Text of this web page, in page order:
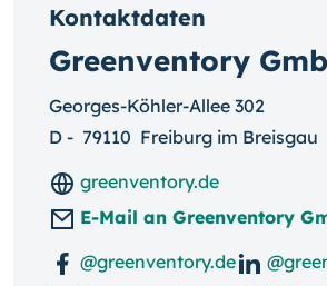
Kontaktdaten
Greenventory
Georges-Köhler-Allee 302
D - 79110 Freiburg im Breisgau
greenventory.de
E-Mail an Greenventory
@greenventory.de